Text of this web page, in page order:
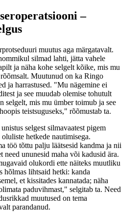
–
muutus aga märgatavalt.
silmad lahti, jätta vahele
ja näha kohe selgelt kõike, mis mu
Muutunud on ka Ringo
ja harrastused. "Mu nägemine ei
ja see muudab olemise tohutult
selgelt, mis mu ümber toimub ja see
teistsuguseks," rõõmustab ta.
selgest silmavaatest pigem
hetkede nautimisega.
töö tõttu palju läätsesid kandma ja nii
need ununesid maha või kadusid ära.
olukordi ette näiteks muutliku
hõlmas lihtsaid hetki: kanda
et kissitades kannatada; näha
paduvihmast," selgitab ta. Need
muutused on tema
parandanud.